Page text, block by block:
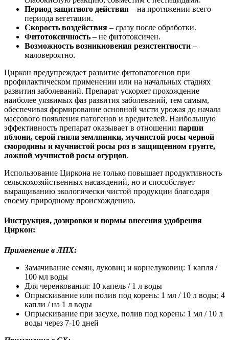
Период защитного действия – на протяжении всего
периода вегетации.
Скорость воздействия – сразу после обработки.
Фитотоксичность – не фитотоксичен.
Возможность возникновения резистентности –
маловероятно.
Циркон предупреждает развитие фитопатогенов при
профилактическом применении или на начальных стадиях
развития заболеваний. Препарат ускоряет прохождение
наиболее уязвимых фаз развития заболеваний, тем самым,
обеспечивая формирование основной части урожая до начала
массового появления патогенов и вредителей. Наибольшую
эффективность препарат оказывает в отношении парши
яблони, серой гнили земляники, мучнистой росы черной
смородины и мучнистой росы роз в защищенном грунте,
ложной мучнистой росы огурцов.
Использование Циркона не только повышает продуктивность
сельскохозяйственных насаждений, но и способствует
выращиванию экологически чистой продукции благодаря
своему природному происхождению.
Инструкция, дозировки и нормы внесения удобрения
Циркон:
Применение в ЛПХ:
Замачивание семян, луковиц и корнелуковиц: 1 капля /
100 мл воды
Для черенкования: 10 капель / 1 л воды
Опрыскивание или полив под корень: 1 мл / 10 л воды; 4
капли / на 1 л воды
Опрыскивание при засухе, полив под корень: 1 мл / 10 л
воды через 7-10 дней